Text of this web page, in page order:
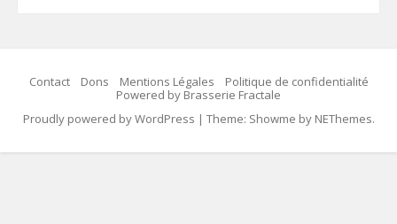
Proudly powered by WordPress | Theme: Showme by NEThemes.
Contact Dons Mentions Légales
Politique de confidentialité
Powered by Brasserie Fractale